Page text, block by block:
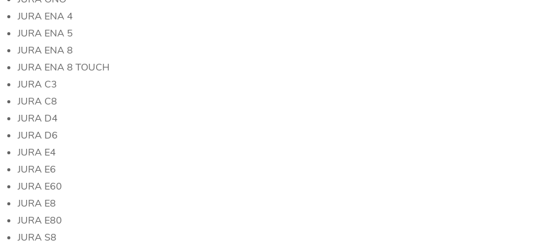
JURA ENA 4
JURA ENA 5
JURA ENA 8
JURA ENA 8 TOUCH
JURA C3
JURA C8
JURA D4
JURA D6
JURA E4
JURA E6
JURA E60
JURA E8
JURA E80
JURA S8